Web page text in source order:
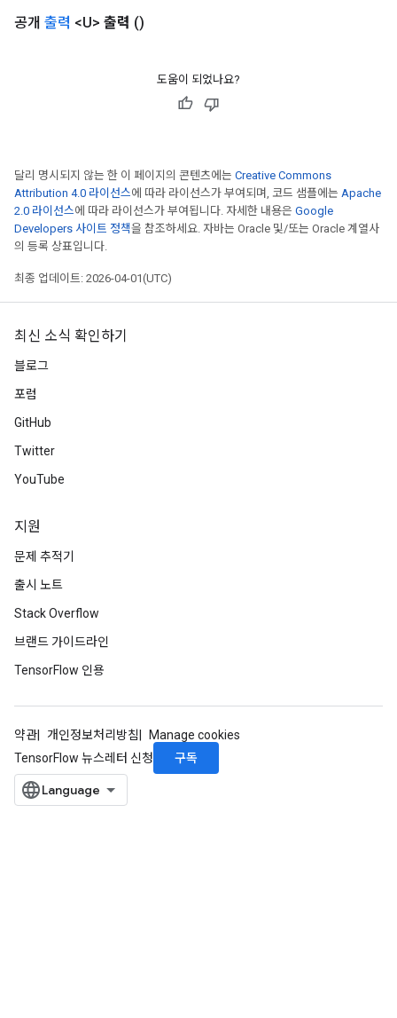
공개 출력 <U> 출력 ()
도움이 되었나요?
달리 명시되지 않는 한 이 페이지의 콘텐츠에는 Creative Commons
Attribution 4.0 라이선스에 따라 라이선스가 부여되며, 코드 샘플에는 Apache
2.0 라이선스에 따라 라이선스가 부여됩니다. 자세한 내용은 Google
Developers 사이트 정책을 참조하세요. 자바는 Oracle 및/또는 Oracle 계열사
의 등록 상표입니다.
최종 업데이트: 2026-04-01(UTC)
최신 소식 확인하기
블로그
포럼
GitHub
Twitter
YouTube
지원
문제 추적기
출시 노트
Stack Overflow
브랜드 가이드라인
TensorFlow 인용
약관 개인정보처리방침
Manage cookies
TensorFlow 뉴스레터 신청
구독